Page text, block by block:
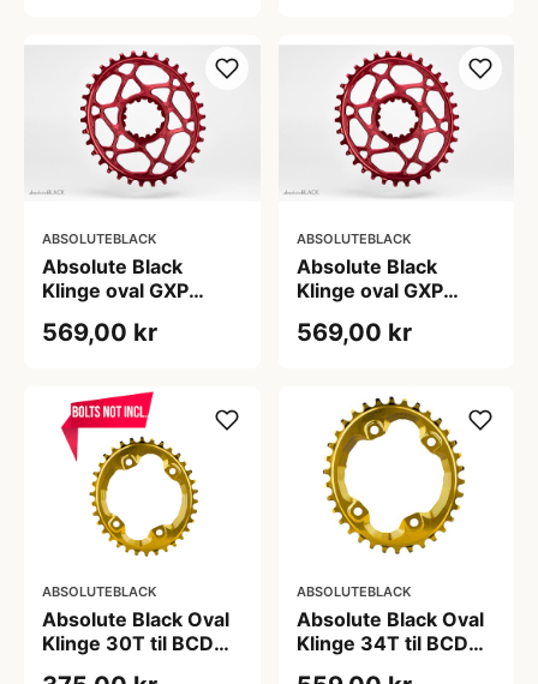
ABSOLUTEBLACK
Absolute Black
Klinge oval GXP
Rød (Antal tænder:
569,00 kr
ABSOLUTEBLACK
Absolute Black
Klinge oval GXP
Rød (Antal tænder:
569,00 kr
ABSOLUTEBLACK
Absolute Black Oval
Klinge 30T til BCD
ABSOLUTEBLACK
Absolute Black Oval
Klinge 34T til BCD